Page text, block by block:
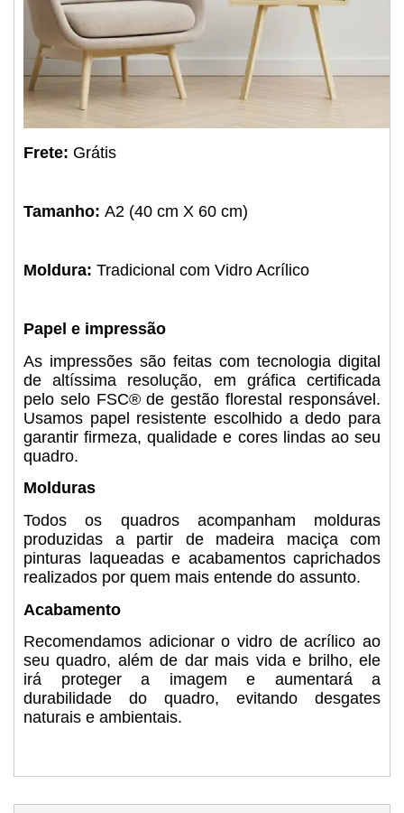
Frete: Grátis
Tamanho: A2 (40 cm X 60 cm)
Moldura: Tradicional com Vidro Acrílico
Papel e impressão
As impressões são feitas com tecnologia digital
de altíssima resolução, em gráfica certificada
pelo selo FSC® de gestão florestal responsável.
Usamos papel resistente escolhido a dedo para
garantir firmeza, qualidade e cores lindas ao seu
quadro.
Molduras
Todos os quadros acompanham molduras
produzidas a partir de madeira maciça com
pinturas laqueadas e acabamentos caprichados
realizados por quem mais entende do assunto.
Acabamento
Recomendamos adicionar o vidro de acrílico ao
seu quadro, além de dar mais vida e brilho, ele
irá proteger a imagem e aumentará a
durabilidade do quadro, evitando desgates
naturais e ambientais.